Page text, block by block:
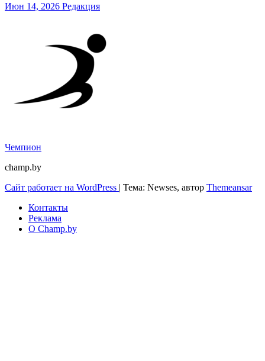
Июн 14, 2026 Редакция
Чемпион
champ.by
Сайт работает на WordPress | Тема: Newses, автор Themeansar
Контакты
Реклама
О Champ.by